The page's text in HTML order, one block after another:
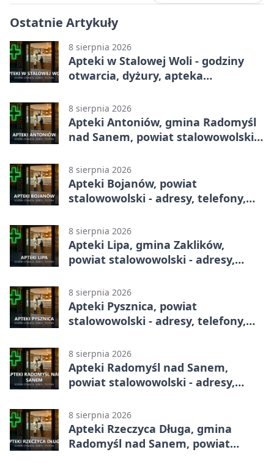
Ostatnie Artykuły
8 sierpnia 2026
Apteki w Stalowej Woli - godziny
otwarcia, dyżury, apteka
8 sierpnia 2026
Apteki Antoniów, gmina Radomyśl
nad Sanem, powiat stalowowolski -
8 sierpnia 2026
Apteki Bojanów, powiat
stalowowolski - adresy, telefony,
8 sierpnia 2026
Apteki Lipa, gmina Zaklików,
powiat stalowowolski - adresy,
8 sierpnia 2026
Apteki Pysznica, powiat
stalowowolski - adresy, telefony,
8 sierpnia 2026
Apteki Radomyśl nad Sanem,
powiat stalowowolski - adresy,
8 sierpnia 2026
Apteki Rzeczyca Długa, gmina
Radomyśl nad Sanem, powiat